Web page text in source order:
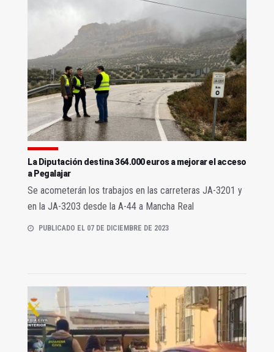
La Diputación destina 364.000 euros a mejorar el acceso
a Pegalajar
Se acometerán los trabajos en las carreteras JA-3201 y
en la JA-3203 desde la A-44 a Mancha Real
PUBLICADO EL 07 DE DICIEMBRE DE 2023